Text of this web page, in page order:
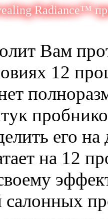
Radiance™
Вам
12
его
на 12
салонных